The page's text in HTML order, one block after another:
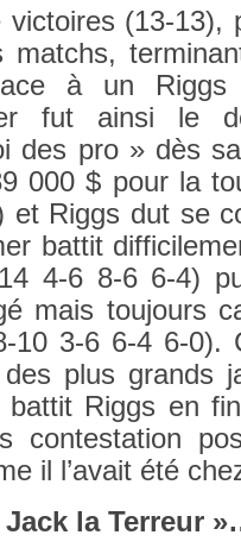
(13-13),
matchs,
à un
fut ainsi le
des pro » dès
000 $ pour la
et Riggs dut se
bat­tit
4-6 8-6 6-4)
mais toujours
10 3-6 6-4 6-
des plus grands
bat­tit Riggs en
con­tes­ta­tion
il l’avait été
Jack la Ter­reur